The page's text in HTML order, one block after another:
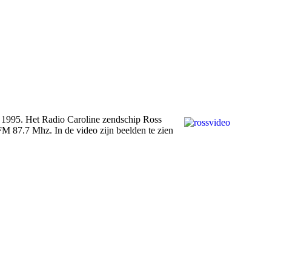
Het Radio Caroline zendschip Ross
87.7 Mhz. In de video zijn beelden te zien